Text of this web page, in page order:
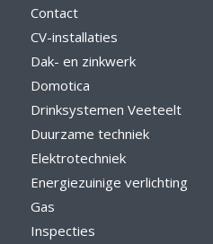
Contact
CV-installaties
Dak- en zinkwerk
Domotica
Drinksystemen Veeteelt
Duurzame techniek
Elektrotechniek
Energiezuinige verlichting
Gas
Inspecties